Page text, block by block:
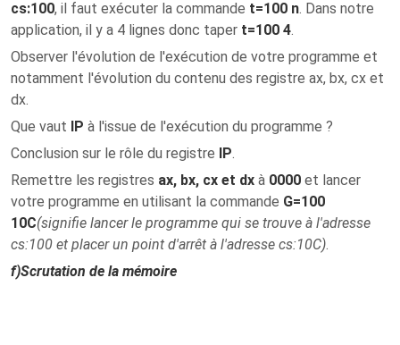
cs:100, il faut exécuter la commande t=100 n. Dans notre
application, il y a 4 lignes donc taper t=100 4.
Observer l'évolution de l'exécution de votre programme et
notamment l'évolution du contenu des registre ax, bx, cx et
dx.
Que vaut IP à l'issue de l'exécution du programme ?
Conclusion sur le rôle du registre IP.
Remettre les registres ax, bx, cx et dx à 0000 et lancer
votre programme en utilisant la commande G=100
10C(signifie lancer le programme qui se trouve à l'adresse
cs:100 et placer un point d'arrêt à l'adresse cs:10C).
f)Scrutation de la mémoire